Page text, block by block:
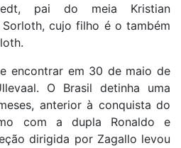
pai do meia Kristian
cujo filho é o também
encontrar em 30 de maio de
O Brasil detinha uma
anterior à conquista do
com a dupla Ronaldo e
dirigida por Zagallo levou